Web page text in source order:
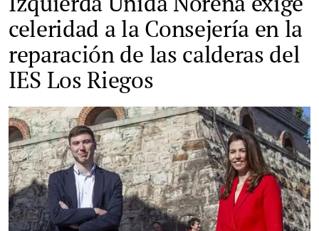
celeridad a la Consejería en la
reparación de las calderas del
IES Los Riegos